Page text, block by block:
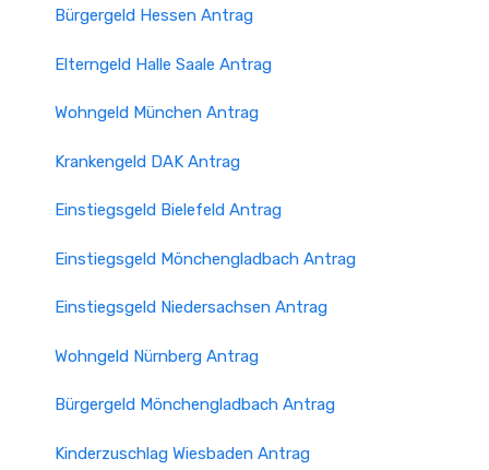
Bürgergeld Hessen Antrag
Elterngeld Halle Saale Antrag
Wohngeld München Antrag
Krankengeld DAK Antrag
Einstiegsgeld Bielefeld Antrag
Einstiegsgeld Mönchen­gladbach Antrag
Einstiegsgeld Niedersachsen Antrag
Wohngeld Nürnberg Antrag
Bürgergeld Mönchen­gladbach Antrag
Kinderzuschlag Wiesbaden Antrag